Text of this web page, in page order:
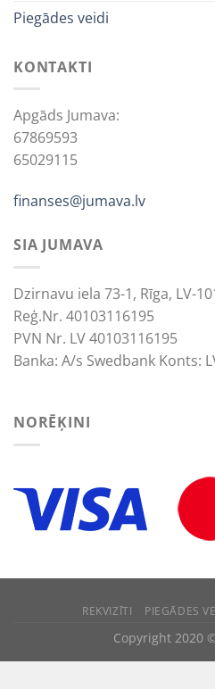
Piegādes veidi
KONTAKTI
Apgāds Jumava:
67869593
65029115
finanses@jumava.lv
SIA JUMAVA
Dzirnavu iela 73-1, Rīga, LV-
Reģ.Nr. 40103116195
PVN Nr. LV 40103116195
Banka: A/s Swedbank Konts:
NORĒĶINI
REKVIZĪTI PIEGĀDES
Copyright 2020